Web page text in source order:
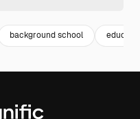
background school